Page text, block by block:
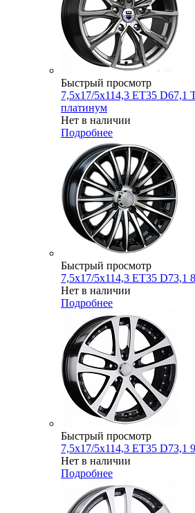
Быстрый просмотр
7,5x17/5x114,3 ET35
платинум
Нет в наличии
Подробнее
Быстрый просмотр
7,5x17/5x114,3 ET35 D73,1
Нет в наличии
Подробнее
Быстрый просмотр
7,5x17/5x114,3 ET35 D73,1
Нет в наличии
Подробнее